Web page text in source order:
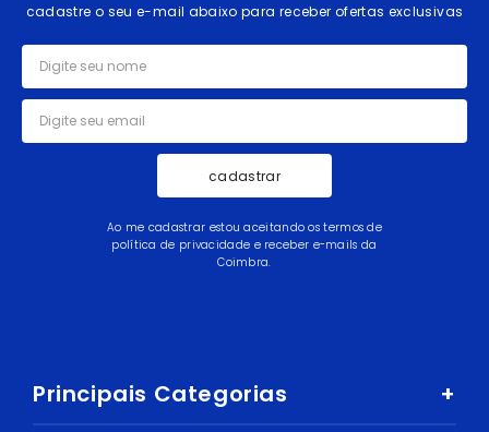
cadastre o seu e-mail abaixo para receber ofertas exclusivas
cadastrar
Ao me cadastrar estou aceitando os termos de
política de privacidade e receber e-mails da
Coimbra.
Principais Categorias +